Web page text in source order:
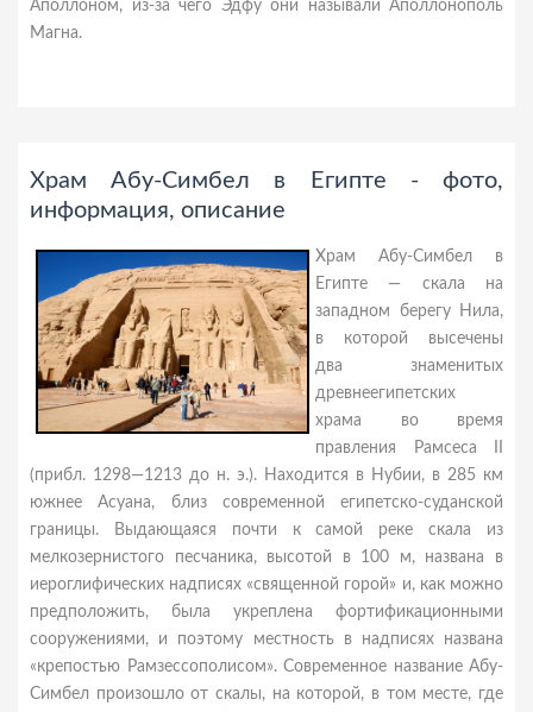
Аполлоном, из-за чего Эдфу они называли Аполлонополь
Магна.
Храм Абу-Симбел в Египте - фото,
информация, описание
Храм Абу-Симбел в
Египте — скала на
западном берегу Нила,
в которой высечены
два знаменитых
древнеегипетских
храма во время
правления Рамсеса II
(прибл. 1298—1213 до н. э.). Находится в Нубии, в 285 км
южнее Асуана, близ современной египетско-суданской
границы. Выдающаяся почти к самой реке скала из
мелкозернистого песчаника, высотой в 100 м, названа в
иероглифических надписях «священной горой» и, как можно
предположить, была укреплена фортификационными
сооружениями, и поэтому местность в надписях названа
«крепостью Рамзессополисом». Современное название Абу-
Симбел произошло от скалы, на которой, в том месте, где